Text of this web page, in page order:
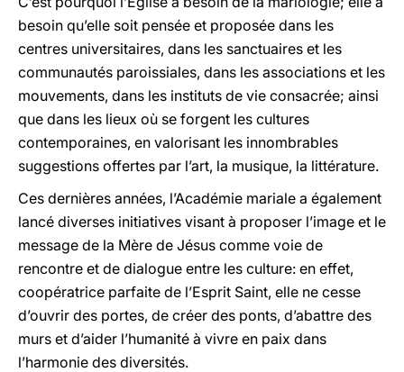
besoin qu’elle soit pensée et proposée dans les
centres universitaires, dans les sanctuaires et les
communautés paroissiales, dans les associations et les
mouvements, dans les instituts de vie consacrée; ainsi
que dans les lieux où se forgent les cultures
contemporaines, en valorisant les innombrables
suggestions offertes par l’art, la musique, la littérature.
Ces dernières années, l’Académie mariale a également
lancé diverses initiatives visant à proposer l’image et le
message de la Mère de Jésus comme voie de
rencontre et de dialogue entre les culture: en effet,
coopératrice parfaite de l’Esprit Saint, elle ne cesse
d’ouvrir des portes, de créer des ponts, d’abattre des
murs et d’aider l’humanité à vivre en paix dans
l’harmonie des diversités.